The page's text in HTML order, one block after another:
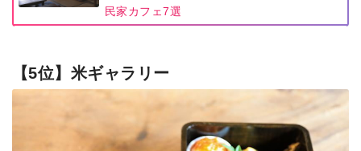
民家カフェ7選
【5位】米ギャラリー